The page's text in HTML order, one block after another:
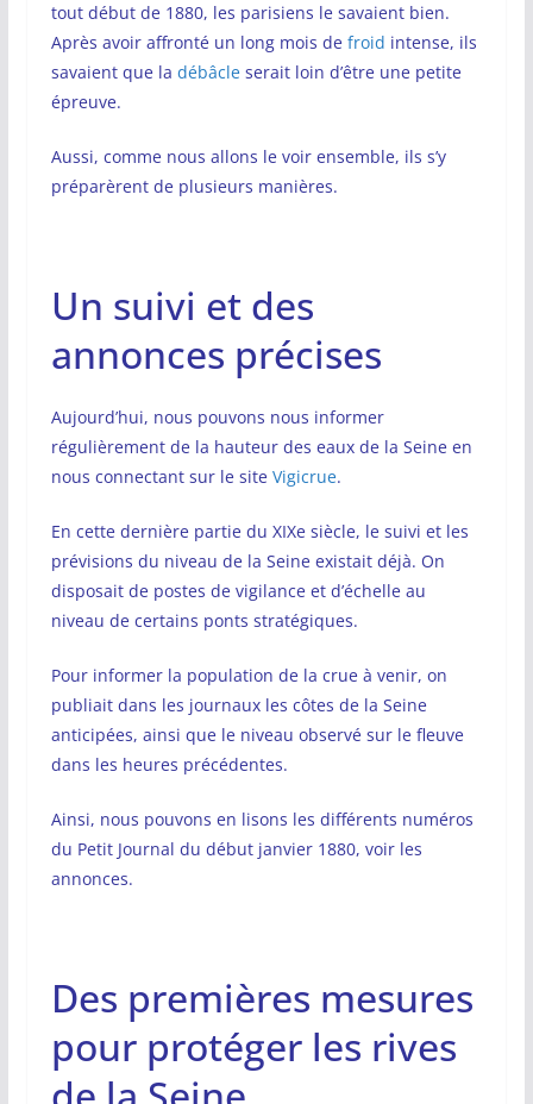
tout début de 1880, les parisiens le savaient bien.
Après avoir affronté un long mois de froid intense, ils
savaient que la débâcleserait loin d’être une petite
épreuve.
Aussi, comme nous allons le voir ensemble, ils s’y
préparèrent de plusieurs manières.
Un suivi et des
annonces précises
Aujourd’hui, nous pouvons nous informer
régulièrement de la hauteur des eaux de la Seine en
nous connectant sur le site Vigicrue.
En cette dernière partie du XIXe siècle, le suivi et les
prévisions du niveau de la Seine existait déjà. On
disposait de postes de vigilance et d’échelle au
niveau de certains ponts stratégiques.
Pour informer la population de la crue à venir, on
publiait dans les journaux les côtes de la Seine
anticipées, ainsi que le niveau observé sur le fleuve
dans les heures précédentes.
Ainsi, nous pouvons en lisons les différents numéros
du Petit Journal du début janvier 1880, voir les
annonces.
Des premières mesures
pour protéger les rives